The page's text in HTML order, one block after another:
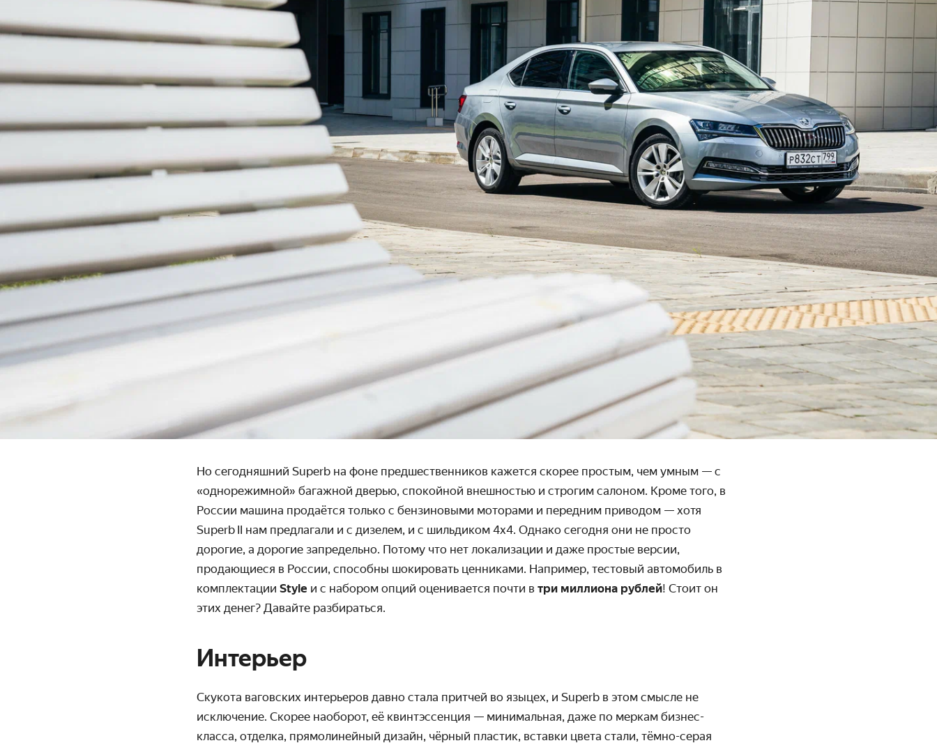
Но сегодняшний Superb на фоне предшественников кажется скорее простым, чем умным — с
«одно­режимной» багажной дверью, спокойной внеш­ностью и строгим салоном. Кроме того, в
России машина продаётся только с бензиновыми моторами и передним приводом — хотя
Superb II нам предлагали и с дизелем, и с шильдиком 4х4. Однако сегодня они не просто
дорогие, а дорогие запредельно. Потому что нет локали­зации и даже простые версии,
продающиеся в России, способны шокировать ценниками. Например, тестовый авто­мобиль в
комплектации Style и с набором опций оцени­вается почти в три миллиона рублей! Стоит он
этих денег? Давайте разбираться.
Интерьер
Скукота ваговских интерьеров давно стала притчей во языцех, и Superb в этом смысле не
исключение. Скорее наоборот, её квинтэс­сенция — минимальная, даже по меркам бизнес-
класса, отделка, прямо­линейный дизайн, чёрный пластик, вставки цвета стали, тёмно-серая